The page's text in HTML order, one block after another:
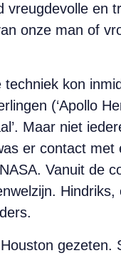
vreugdevolle en
onze man of
kon
(‘Apollo
Maar niet
er contact met
Vanuit de
Hindriks,
gezeten.